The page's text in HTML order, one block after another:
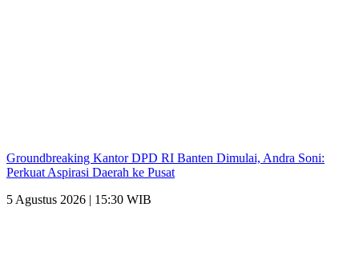
Groundbreaking Kantor DPD RI Banten Dimulai, Andra Soni:
Perkuat Aspirasi Daerah ke Pusat
5 Agustus 2026 | 15:30 WIB